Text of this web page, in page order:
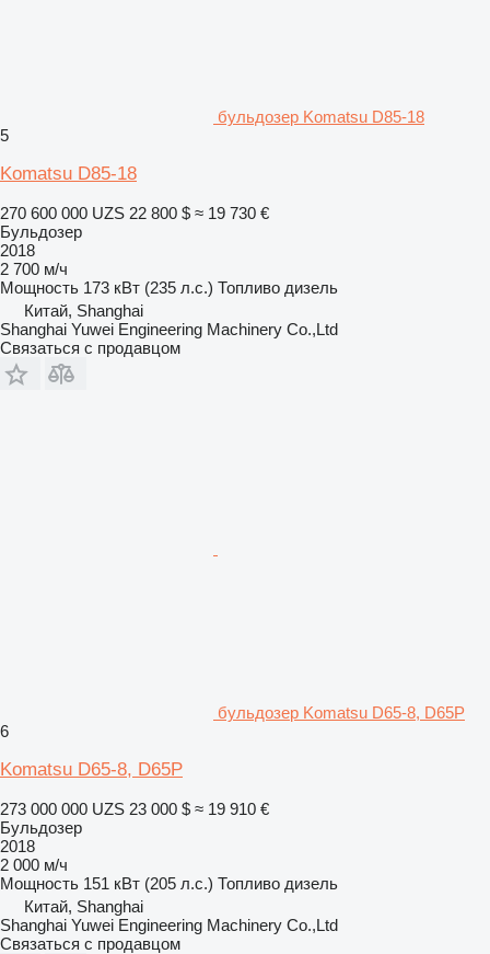
бульдозер Komatsu D85-18
5
Komatsu D85-18
270 600 000 UZS 22 800 $ ≈ 19 730 €
Бульдозер
2018
2 700 м/ч
Мощность 173 кВт (235 л.с.) Топливо дизель
Китай, Shanghai
Shanghai Yuwei Engineering Machinery Co.,Ltd
Связаться с продавцом
бульдозер Komatsu D65-8, D65P
6
Komatsu D65-8, D65P
273 000 000 UZS 23 000 $ ≈ 19 910 €
Бульдозер
2018
2 000 м/ч
Мощность 151 кВт (205 л.с.) Топливо дизель
Китай, Shanghai
Shanghai Yuwei Engineering Machinery Co.,Ltd
Связаться с продавцом